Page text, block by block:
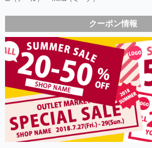
クーポン情報